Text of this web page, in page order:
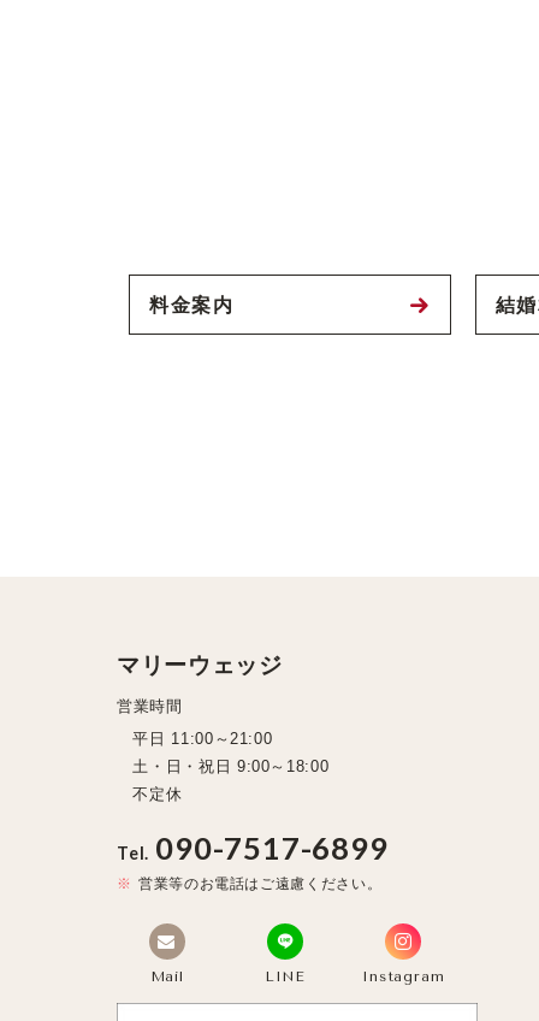
料金案内 結
マリーウェッジ
営業時間
平日 11:00～21:00
土・日・祝日 9:00～18:00
不定休
Tel. 090-7517-6899
営業等のお電話はご遠慮ください。
Mail LINE Instagram